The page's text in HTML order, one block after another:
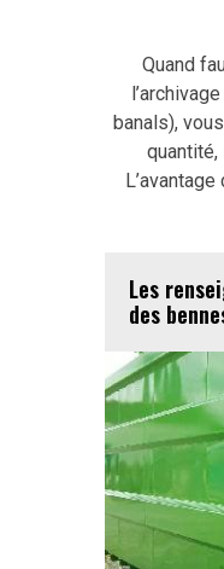
Quand
banals),
quantité,
Les
des